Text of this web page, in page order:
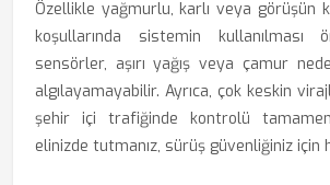
Özellikle yağmurlu, karlı veya görüşün
koşullarında sistemin kullanılması
sensörler, aşırı yağış veya çamur
algılayamayabilir. Ayrıca, çok keskin
şehir içi trafiğinde kontrolü
elinizde tutmanız, sürüş güvenliğiniz için